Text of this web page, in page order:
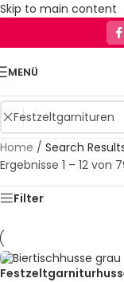
Skip to main content
MENÜ
Home / Search
Ergebnisse 1 – 12 von
Filter